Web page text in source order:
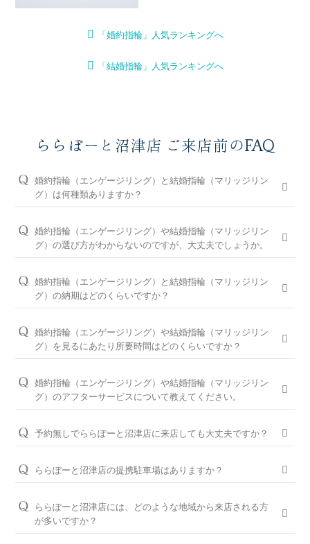
「婚約指輪」人気ランキングへ
「結婚指輪」人気ランキングへ
ららぽーと沼津店 ご来店前のFAQ
婚約指輪（エンゲージリング）と結婚指輪（マリッジリン
グ）は何種類ありますか？
のデザインや、シンプルからゴージャスまで、豊富なラインナ
ップをご用意しております。オプションを組み合わせると数万
通りの中から、おふたりらしさを叶える婚約指輪と結婚指輪を
※ホームページで掲載しているのは一部の商品です。
結婚指輪の閲覧人気ランキングはこちら
婚約指輪（エンゲージリング）や結婚指輪（マリッジリン
グ）の選び方がわからないのですが、大丈夫でしょうか。
津店のコンシェルジュが、普段のイメージやライフスタイル、
ご予算等をお伺いして、ダイヤモンドとデザインをご提案させ
ていただきます。
お客様に寄り添い続けてきた銀座ダイヤモンドシライシだから
こそ、骨格×指輪診断で似合うと好きを同時に叶えるパーフェ
クトフィットカウンセリングもございます。銀座ダイヤモンド
ートさせていただきますのでご安心ください。
パーフェクトフィットカウンセリングは全店でお受けできます
パーフェクトフィットカウンセリングと銀座ダイヤモンド
婚約指輪（エンゲージリング）と結婚指輪（マリッジリン
グ）の納期はどのくらいですか？
ステムのため、ご注文いただいてから概ね1か月～2ヶ月程いた
だいております。婚約指輪をプロポーズの際に贈られる場合
は、予定日の2～3ヶ月程前、結婚指輪をご入籍や両家顔合わせ
に余裕を持ってご準備いただくと安心です。
お急ぎの場合はコンシェルジュにご相談ください。
婚約指輪（エンゲージリング）や結婚指輪（マリッジリン
グ）を見るにあたり所要時間はどのくらいですか？
案内が可能ですのでお気軽にお申し付けください。
ご来店予約はこちら
婚約指輪（エンゲージリング）や結婚指輪（マリッジリン
グ）のアフターサービスについて教えてください。
ただけるように、無期限メンテナンスを何度でもお受けできる
「永久保証サービス」を、全国の店舗にてご提供しておりま
お近くの銀座ダイヤモンドシライシの店舗へお気軽にご相談く
ださい。
＜銀座ダイヤモンドシライシの永久保証内容＞
「サイズ直し」「歪み直し」「石揺れ補修」「店頭クリーニン
グ」「再つや消し加工」「再ナノジュエリーコート加工」「レ
予約無しでららぽーと沼津店に来店しても大丈夫ですか？
WEBでの来店予約がおすすめです。
ジリング）・結婚指輪（マリッジリング）を試着頂いたお客様
には3,000円分のギフトカードをプレゼントしております。
ららぽーと沼津店の提携駐車場はありますか？
※無料駐車券発行はららぽーと沼津に準ずる
ららぽーと沼津店には、どのような地域から来店される方
が多いですか？